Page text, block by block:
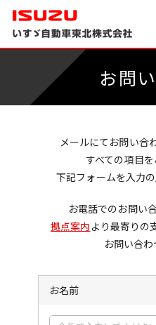
お問
メールにてお問い合
すべての項目を
下記フォームを入力の
お電話でのお問い
拠点案内 より最寄りの
お問い合わ
お名前